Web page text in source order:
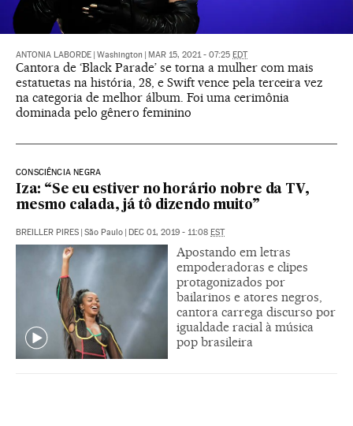
ANTONIA LABORDE Washington MAR 15, 2021 - 07:25 EDT
Cantora de ‘Black Parade’ se torna a mulher com mais
estatuetas na história, 28, e Swift vence pela terceira vez
na categoria de melhor álbum. Foi uma cerimônia
dominada pelo gênero feminino
CONSCIÊNCIA NEGRA
Iza: “Se eu estiver no horário nobre da TV,
mesmo calada, já tô dizendo muito”
BREILLER PIRES São Paulo DEC 01, 2019 - 11:08 EST
Apostando em letras
empoderadoras e clipes
protagonizados por
bailarinos e atores negros,
cantora carrega discurso por
igualdade racial à música
pop brasileira